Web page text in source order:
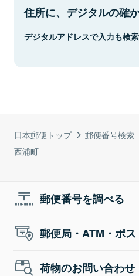
日本郵便トップ 郵便番号検索
西浦町
住所に、デジタルの確か
デジタルアドレスで入力も検索
郵便番号を調べる
郵便局・ATM・ポ
荷物のお問い合わせ